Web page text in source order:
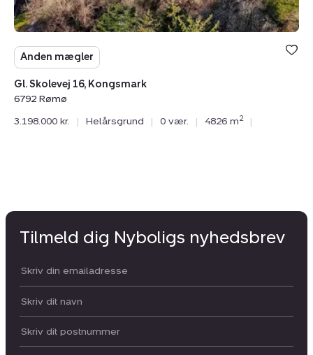
Anden mægler
Gl. Skolevej 16, Kongsmark
6792 Rømø
3.198.000 kr.
| Helårsgrund | 0 vær. | 4826 m2 |
Tilmeld dig Nyboligs nyhedsbrev
Din email:
Dit navn:
Postnummer